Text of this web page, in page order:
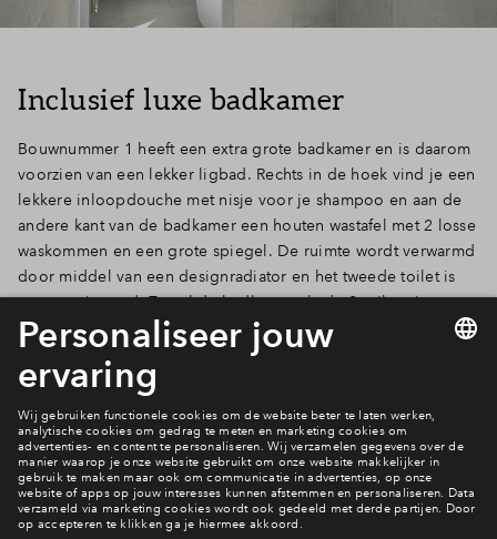
Inclusief luxe badkamer
Bouwnummer 1 heeft een extra grote badkamer en is daarom
voorzien van een lekker ligbad. Rechts in de hoek vind je een
lekkere inloopdouche met nisje voor je shampoo en aan de
andere kant van de badkamer een houten wastafel met 2 losse
waskommen en een grote spiegel. De ruimte wordt verwarmd
door middel van een designradiator en het tweede toilet is
apart gesitueerd. Zowel de badkamer als de 2 toiletruimtes
worden voorzien van grijze wand- en vloertegels van 60 cm.
Daarnaast komt er ook een beige accenttegel op de wand die
staand wordt verwerkt.
Contact opnemen